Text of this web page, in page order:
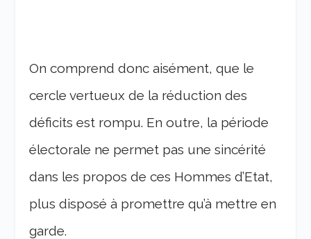
On comprend donc aisément, que le
cercle vertueux de la réduction des
déficits est rompu. En outre, la période
électorale ne permet pas une sincérité
dans les propos de ces Hommes d’Etat,
plus disposé à promettre qu’à mettre en
garde.